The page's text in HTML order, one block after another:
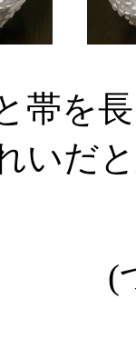
帯を
いだ
(